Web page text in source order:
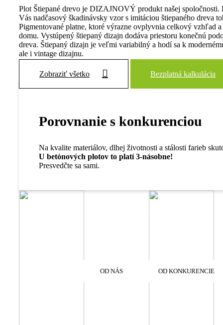
Plot Štiepané drevo je DIZAJNOVÝ produkt našej spoločnosti.
Vás nadčasový škadinávsky vzor s imitáciou štiepaného dreva
Pigmentované platne, ktoré výrazne ovplyvnia celkový vzhľad
domu. Vystúpený štiepaný dizajn dodáva priestoru konečnú
dreva. Štiepaný dizajn je veľmi variabilný a hodí sa k
ale i vintage dizajnu.
Zobraziť všetko Bezplatná kalkulácia
Porovnanie s konkurenciou
Na kvalite materiálov, dlhej životnosti a stálosti farieb
U betónových plotov to platí 3-násobne!
Presvedčte sa sami.
OD NÁS OD KONKURENCIE